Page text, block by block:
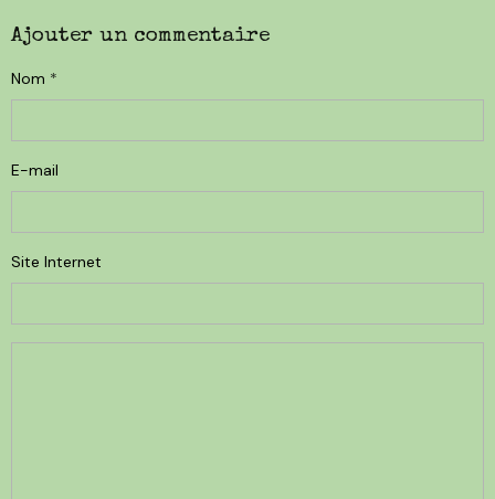
Ajouter un commentaire
Nom
E-mail
Site Internet